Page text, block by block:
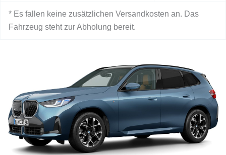
* Es fallen keine zusätzlichen Versandkosten an. Das
Fahrzeug steht zur Abholung bereit.